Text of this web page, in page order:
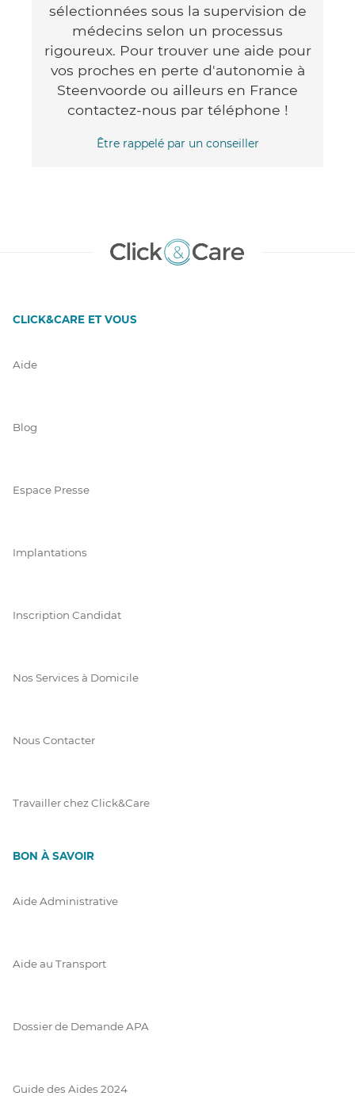
sélectionnées sous la supervision de
médecins selon un processus
rigoureux. Pour trouver une aide pour
vos proches en perte d'autonomie à
Steenvoorde ou ailleurs en France
contactez-nous par téléphone !
Être rappelé par un conseiller
CLICK&CARE ET VOUS
Aide
Blog
Espace Presse
Implantations
Inscription Candidat
Nos Services à Domicile
Nous Contacter
Travailler chez Click&Care
BON À SAVOIR
Aide Administrative
Aide au Transport
Dossier de Demande APA
Guide des Aides 2024